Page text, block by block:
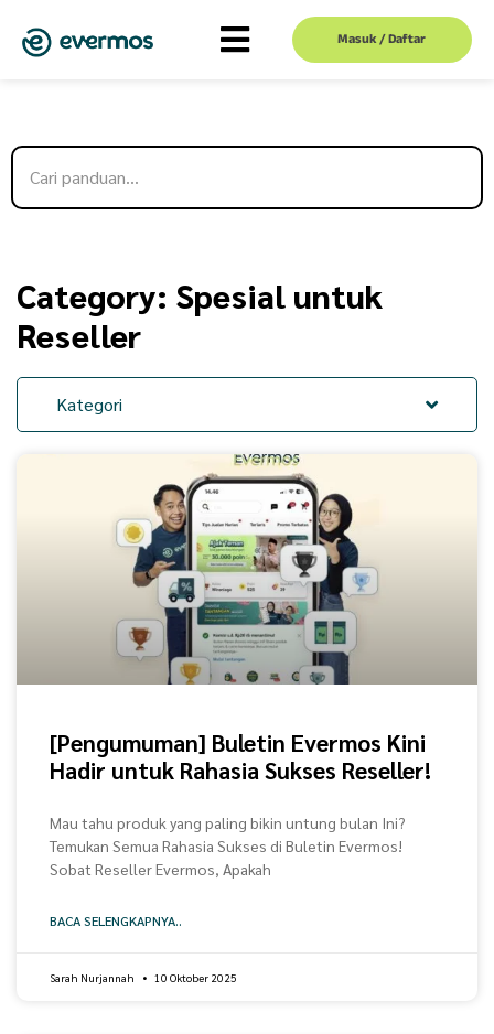
Masuk / Daftar
Category: Spesial untuk
Reseller
Kategori
[Pengumuman] Buletin Evermos Kini
Hadir untuk Rahasia Sukses Reseller!
Mau tahu produk yang paling bikin untung bulan Ini?
Temukan Semua Rahasia Sukses di Buletin Evermos!
Sobat Reseller Evermos, Apakah
BACA SELENGKAPNYA..
Sarah Nurjannah 10 Oktober 2025